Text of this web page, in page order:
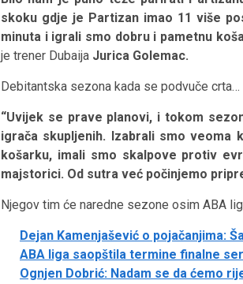
skoku gdje je Partizan imao 11 više
minuta i igrali smo dobru i pametnu
je trener Dubaija Jurica Golemac.
Debitantska sezona kada se podvuče crta…
“Uvijek se prave planovi, i tokom
igrača skupljenih. Izabrali smo veoma
košarku, imali smo skalpove protiv
majstorici. Od sutra već počinjemo
Njegov tim će naredne sezone osim ABA
Dejan Kamenjašević o pojačanjima:
ABA liga saopštila termine finalne
Ognjen Dobrić: Nadam se da ćemo